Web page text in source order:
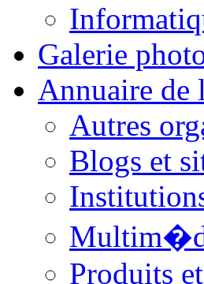
Galerie
Annuaire de
Autres
Blogs et
Produits